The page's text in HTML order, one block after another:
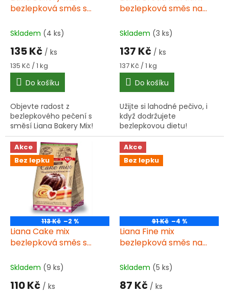
bezlepková směs s
koláče 1kg
Skladem (4 ks)
135 Kč / ks
Měrná
cena:
135 Kč / 1 kg
Do košíku
Objevte radost z
bezlepkového pečení s
směsí Liana Bakery Mix!
bezlepková směs na
pohankou 1kg
Skladem (3 ks)
137 Kč / ks
Měrná
cena:
137 Kč / 1 kg
Do košíku
Užijte si lahodné pečivo, i
když dodržujete
bezlepkovou dietu!
Akce
Bez lepku
113 Kč –2 %
Liana Cake mix
bezlepková směs s
Skladem (9 ks)
110 Kč / ks
Akce
Bez lepku
91 Kč –4 %
Liana Fine mix
bezlepková směs na
300 g
Skladem (5 ks)
87 Kč / ks